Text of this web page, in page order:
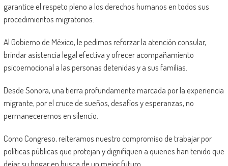
garantice el respeto pleno a los derechos humanos en todos sus
procedimientos migratorios.
Al Gobierno de México, le pedimos reforzar la atención consular,
brindar asistencia legal efectiva y ofrecer acompañamiento
psicoemocional a las personas detenidas y a sus familias.
Desde Sonora, una tierra profundamente marcada por la experiencia
migrante, por el cruce de sueños, desafíos y esperanzas, no
permaneceremos en silencio.
Como Congreso, reiteramos nuestro compromiso de trabajar por
políticas públicas que protejan y dignifiquen a quienes han tenido que